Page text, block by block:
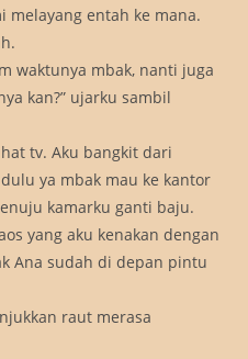
melayang entah ke mana.
waktunya mbak, nanti juga
kan?” ujarku sambil
tv. Aku bangkit dari
ya mbak mau ke kantor
kamarku ganti baju.
yang aku kenakan dengan
Ana sudah di depan pintu
raut merasa